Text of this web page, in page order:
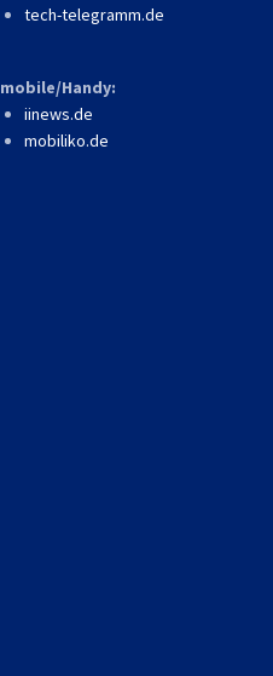
tech-telegramm.de
mobile/Handy:
iinews.de
mobiliko.de